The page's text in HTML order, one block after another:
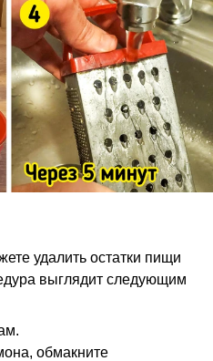
удалить остатки пищи
выглядит следующим
обмакните